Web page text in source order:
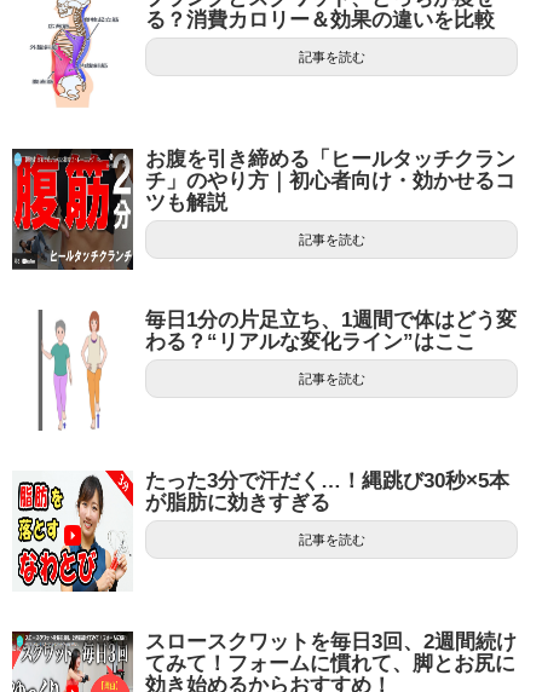
る？消費カロリー＆効果の違いを比較
記事を読む
お腹を引き締める「ヒールタッチクラン
チ」のやり方｜初心者向け・効かせるコ
ツも解説
記事を読む
毎日1分の片足立ち、1週間で体はどう変
わる？“リアルな変化ライン”はここ
記事を読む
たった3分で汗だく…！縄跳び30秒×5本
が脂肪に効きすぎる
記事を読む
スロースクワットを毎日3回、2週間続け
てみて！フォームに慣れて、脚とお尻に
効き始めるからおすすめ！